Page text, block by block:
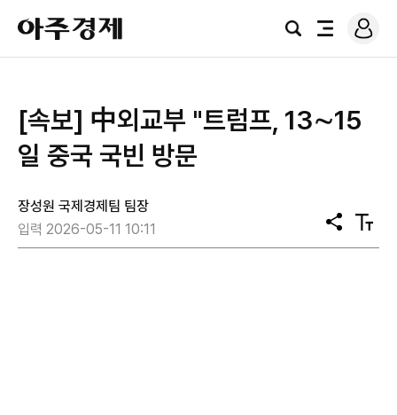
아
주
경
검
전
로
그
[속보] 中외교부 "트럼프, 13∼15
일 중국 국빈 방문
장성원 국제경제팀 팀장
입력 2026-05-11 10:11
공
유
텍
스